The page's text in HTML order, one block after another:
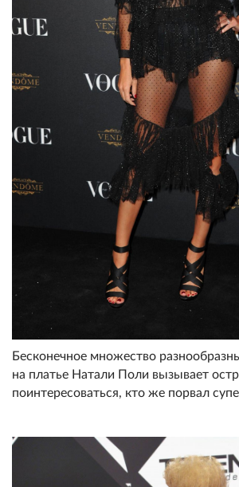
Бесконечное множество
на платье Натали Поли вызывает
поинтересоваться, кто же порвал